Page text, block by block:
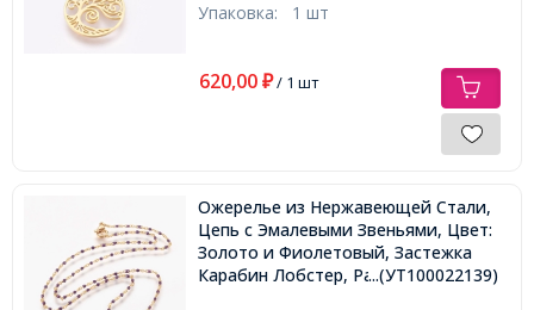
Упаковка: 1 шт
620,00 ₽/ 1 шт
Ожерелье из Нержавеющей Стали,
Цепь с Эмалевыми Звеньями, Цвет:
Золото и Фиолетовый, Застежка
Карабин Лобстер, Размер: 45см
...(УТ100022139)